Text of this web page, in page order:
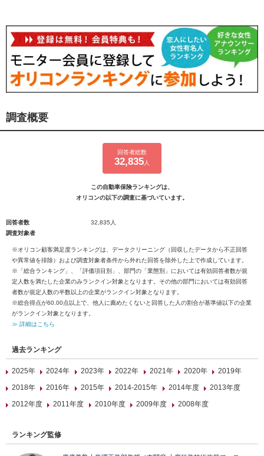
調査概要
回答者総数
32,835 人
この自動車保険ランキングは、
オリコンの以下の調査に基づいています。
回答者数
32,835人
調査対象者
※オリコン顧客満足度ランキングは、データクリーニング（回収したデータから不正回答
や異常値を排除）および調査対象者条件から外れた回答を除外した上で作成しています。
※「総合ランキング」、「評価項目別」、部門の「業態別」においては有効回答者数が規
定人数を満たした企業のみランクイン対象となります。その他の部門においては有効回答
者数が規定人数の半数以上の企業がランクイン対象となります。
※総合得点が60.00点以上で、他人に薦めたくないと回答した人の割合が基準値以下の企業
がランクイン対象となります。
≫ 詳細はこちら
過去ランキング
2025年 2024年 2023年 2022年 2021年 2020年
2019年
2018年
2016年 2015年 2014-2015年 2014年度
2013年度
2012年度
2011年度 2010年度 2009年度 2008年度
ランキング監修